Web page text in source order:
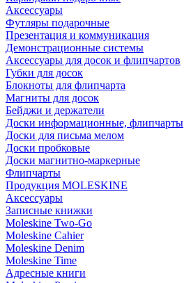
Аксессуары
Футляры подарочные
Презентация и коммуникация
Демонстрационные системы
Аксессуары для досок и флипчартов
Губки для досок
Блокноты для флипчарта
Магниты для досок
Бейджи и держатели
Доски информационные, флипчарты
Доски для письма мелом
Доски пробковые
Доски магнитно-маркерные
Флипчарты
Продукция MOLESKINE
Аксессуары
Записные книжки
Moleskine Two-Go
Moleskine Cahier
Moleskine Denim
Moleskine Time
Адресные книги